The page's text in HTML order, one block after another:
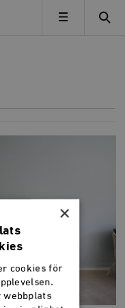
MENY
×
cookies för
webbplats